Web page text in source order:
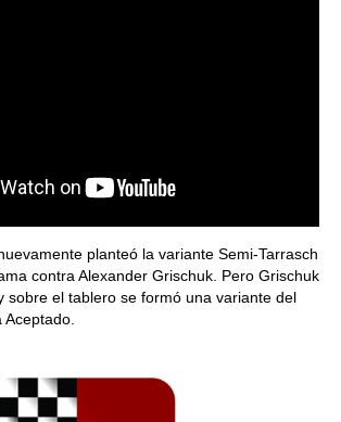
planteó la variante Semi-Tarrasch
contra Alexander Grischuk. Pero Grischuk
sobre el tablero se formó una variante del